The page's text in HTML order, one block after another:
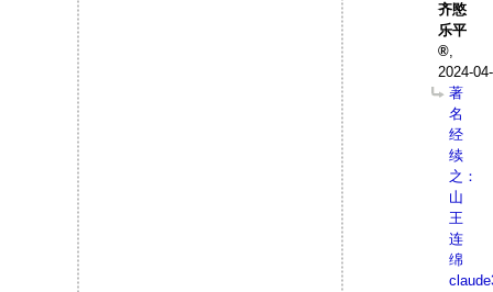
齐愍
乐平
,
2024-
著
名
经
续
之：
山
王
连
绵